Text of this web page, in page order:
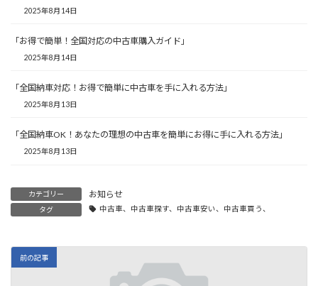
2025年8月14日
「お得で簡単！全国対応の中古車購入ガイド」
2025年8月14日
「全国納車対応！お得で簡単に中古車を手に入れる方法」
2025年8月13日
「全国納車OK！あなたの理想の中古車を簡単にお得に手に入れる方法」
2025年8月13日
カテゴリー お知らせ
タグ 中古車、中古車探す、中古車安い、中古車買う、
前の記事